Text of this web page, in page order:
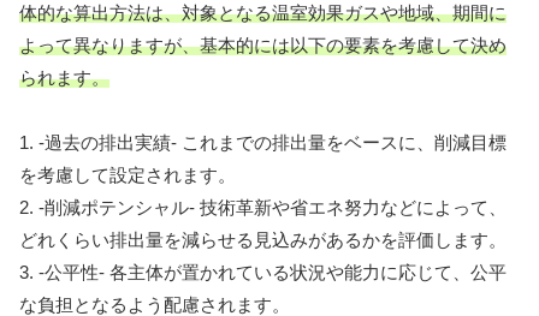
体的な算出方法は、対象となる温室効果ガスや地域、期間に
よって異なりますが、基本的には以下の要素を考慮して決め
られます。
1. -過去の排出実績- これまでの排出量をベースに、削減目標
を考慮して設定されます。
2. -削減ポテンシャル- 技術革新や省エネ努力などによって、
どれくらい排出量を減らせる見込みがあるかを評価します。
3. -公平性- 各主体が置かれている状況や能力に応じて、公平
な負担となるよう配慮されます。